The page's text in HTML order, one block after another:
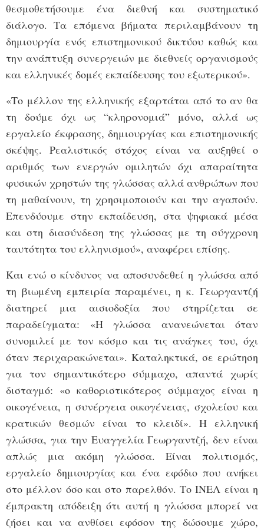
θεσμοθετήσουμε ένα διεθνή και συστηματικό
διάλογο. Τα επόμενα βήματα περιλαμβάνουν τη
δημιουργία ενός επιστημονικού δικτύου καθώς και
την ανάπτυξη συνεργειών με διεθνείς οργανισμούς
και ελληνικές δομές εκπαίδευσης του εξωτερικού».
«Το μέλλον της ελληνικής εξαρτάται από το αν θα
τη δούμε όχι ως “κληρονομιά” μόνο, αλλά ως
εργαλείο έκφρασης, δημιουργίας και επιστημονικής
σκέψης. Ρεαλιστικός στόχος είναι να αυξηθεί ο
αριθμός των ενεργών ομιλητών όχι απαραίτητα
φυσικών χρηστών της γλώσσας αλλά ανθρώπων που
τη μαθαίνουν, τη χρησιμοποιούν και την αγαπούν.
Επενδύουμε στην εκπαίδευση, στα ψηφιακά μέσα
και στη διασύνδεση της γλώσσας με τη σύγχρονη
ταυτότητα του ελληνισμού», αναφέρει επίσης.
Και ενώ ο κίνδυνος να αποσυνδεθεί η γλώσσα από
τη βιωμένη εμπειρία παραμένει, η κ. Γεωργαντζή
διατηρεί μια αισιοδοξία που στηρίζεται σε
παραδείγματα: «Η γλώσσα ανανεώνεται όταν
συνομιλεί με τον κόσμο και τις ανάγκες του, όχι
όταν περιχαρακώνεται». Καταληκτικά, σε ερώτηση
για τον σημαντικότερο σύμμαχο, απαντά χωρίς
δισταγμό: «ο καθοριστικότερος σύμμαχος είναι η
οικογένεια, η συνέργεια οικογένειας, σχολείου και
κρατικών θεσμών είναι το κλειδί». Η ελληνική
γλώσσα, για την Ευαγγελία Γεωργαντζή, δεν είναι
απλώς μια ακόμη γλώσσα. Είναι πολιτισμός,
εργαλείο δημιουργίας και ένα εφόδιο που ανήκει
στο μέλλον όσο και στο παρελθόν. Το ΙΝΕΛ είναι η
έμπρακτη απόδειξη ότι αυτή η γλώσσα μπορεί να
ζήσει και να ανθίσει εφόσον της δώσουμε χώρο,